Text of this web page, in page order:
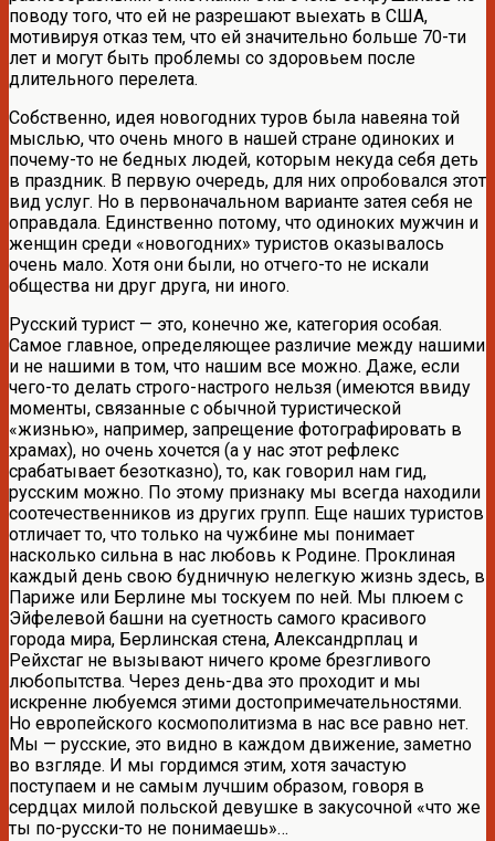
поводу того, что ей не разрешают выехать в США,
мотивируя отказ тем, что ей значительно больше 70-ти
лет и могут быть проблемы со здоровьем после
длительного перелета.
Собственно, идея новогодних туров была навеяна той
мыслью, что очень много в нашей стране одиноких и
почему-то не бедных людей, которым некуда себя деть
в праздник. В первую очередь, для них опробовался этот
вид услуг. Но в первоначальном варианте затея себя не
оправдала. Единственно потому, что одиноких мужчин и
женщин среди «новогодних» туристов оказывалось
очень мало. Хотя они были, но отчего-то не искали
общества ни друг друга, ни иного.
Русский турист — это, конечно же, категория особая.
Самое главное, определяющее различие между нашими
и не нашими в том, что нашим все можно. Даже, если
чего-то делать строго-настрого нельзя (имеются ввиду
моменты, связанные с обычной туристической
«жизнью», например, запрещение фотографировать в
храмах), но очень хочется (а у нас этот рефлекс
срабатывает безотказно), то, как говорил нам гид,
русским можно. По этому признаку мы всегда находили
соотечественников из других групп. Еще наших туристов
отличает то, что только на чужбине мы понимает
насколько сильна в нас любовь к Родине. Проклиная
каждый день свою будничную нелегкую жизнь здесь, в
Париже или Берлине мы тоскуем по ней. Мы плюем с
Эйфелевой башни на суетность самого красивого
города мира, Берлинская стена, Александрплац и
Рейхстаг не вызывают ничего кроме брезгливого
любопытства. Через день-два это проходит и мы
искренне любуемся этими достопримечательностями.
Но европейского космополитизма в нас все равно нет.
Мы — русские, это видно в каждом движение, заметно
во взгляде. И мы гордимся этим, хотя зачастую
поступаем и не самым лучшим образом, говоря в
сердцах милой польской девушке в закусочной «что же
ты по-русски-то не понимаешь»…